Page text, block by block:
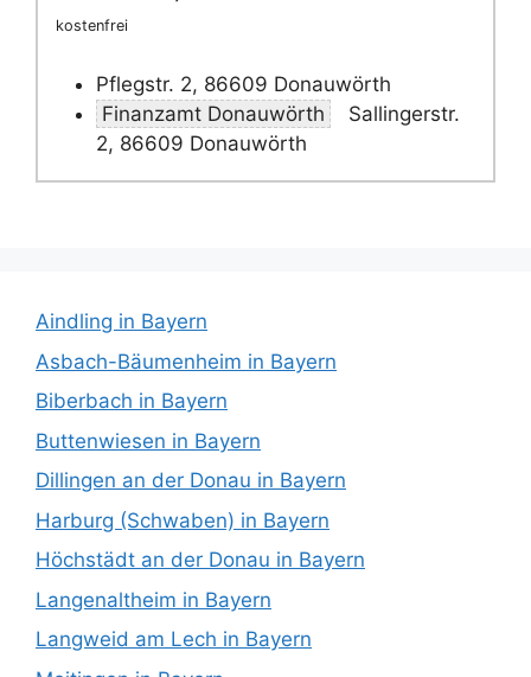
kostenfrei
Pflegstr. 2, 86609 Donauwörth
Finanzamt Donauwörth
Sallingerstr.
2, 86609 Donauwörth
Aindling in Bayern
Asbach-Bäumenheim in Bayern
Biberbach in Bayern
Buttenwiesen in Bayern
Dillingen an der Donau in Bayern
Harburg (Schwaben) in Bayern
Höchstädt an der Donau in Bayern
Langenaltheim in Bayern
Langweid am Lech in Bayern